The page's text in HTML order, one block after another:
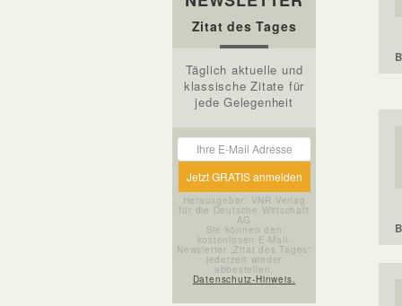
Zitat des Tages
Täglich aktuelle und
klassische Zitate für
jede Gelegenheit
Herausgeber: VNR Verlag
für die Deutsche Wirtschaft
AG
Sie können den
kostenlosen E-Mail-
Newsletter „Zitat des Tages“
jederzeit wieder
abbestellen.
Datenschutz-Hinweis.